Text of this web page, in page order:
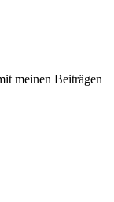
meinen Beiträgen